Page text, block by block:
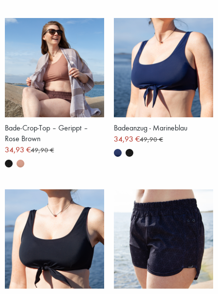
Bade-Crop-Top – Gerippt –
Rose Brown
34,93 €49,90 €
Badeanzug - Marineblau
34,93 €49,90 €